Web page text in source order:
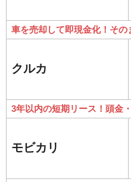
車を売却して即現金化！その
クルカ
3年以内の短期リース！頭金
モビカリ